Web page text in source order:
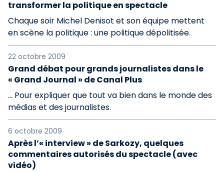
transformer la politique en spectacle
Chaque soir Michel Denisot et son équipe mettent
en scène la politique : une politique dépolitisée.
22 octobre 2009
Grand débat pour grands journalistes dans le
« Grand Journal » de Canal Plus
… Pour expliquer que tout va bien dans le monde des
médias et des journalistes.
6 octobre 2009
Après l’« interview » de Sarkozy, quelques
commentaires autorisés du spectacle (avec
vidéo)